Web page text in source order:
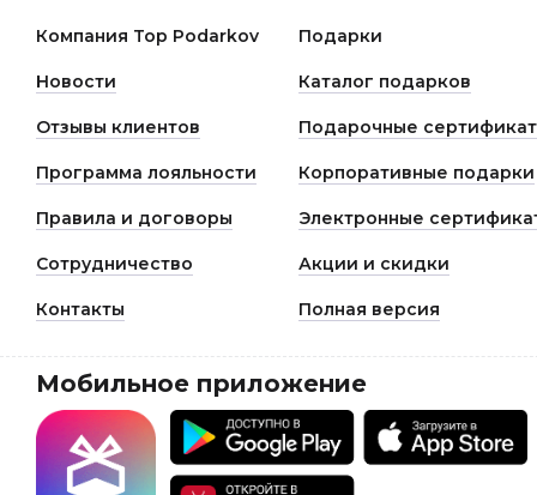
Компания Top Podarkov Подарки
Новости Каталог подарков
Отзывы клиентов Подарочные
Программа лояльности Корпоративные подарки
Правила и договоры Электронные
Сотрудничество Акции и скидки
Контакты Полная версия
Мобильное приложение